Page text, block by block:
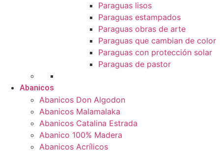
Paraguas lisos
Paraguas estampados
Paraguas obras de arte
Paraguas que cambian de color
Paraguas con protección solar
Paraguas de pastor
Abanicos
Abanicos Don Algodon
Abanicos Malamalaka
Abanicos Catalina Estrada
Abanico 100% Madera
Abanicos Acrílicos